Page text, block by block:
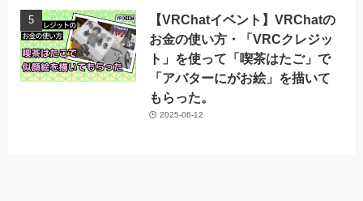
【VRChatイベント】VRChatの
お金の使い方・「VRCクレジッ
ト」を使って「喫茶はたご」で
「アバターにがお絵」を描いて
もらった。
2025-06-12